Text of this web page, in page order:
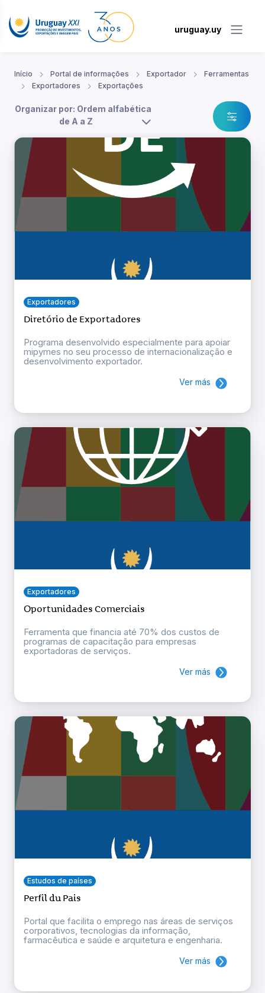
uruguay.uy
Início Portal de informações Exportador
Ferramentas
Exportadores
Exportações
Organizar por: Ordem alfabética
de A a Z
Exportadores
Diretório de Exportadores
Programa desenvolvido especialmente para apoiar
mipymes no seu processo de internacionalização e
desenvolvimento exportador.
Ver más
Exportadores
Oportunidades Comerciais
Ferramenta que financia até 70% dos custos de
programas de capacitação para empresas
exportadoras de serviços.
Ver más
Estudos de países
Perfil du Pais
Portal que facilita o emprego nas áreas de serviços
corporativos, tecnologias da informação,
farmacêutica e saúde e arquitetura e engenharia.
Ver más